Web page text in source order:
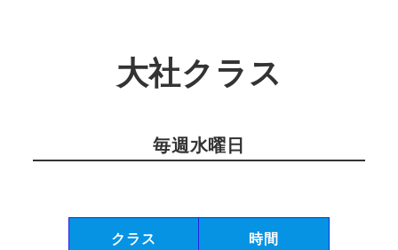
大社クラス
毎週水曜日
クラス 時間